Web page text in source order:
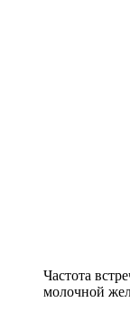
Частота
молочной